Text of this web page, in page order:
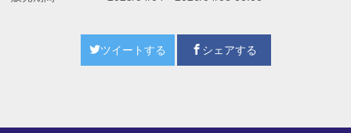
ツイートする シェアする